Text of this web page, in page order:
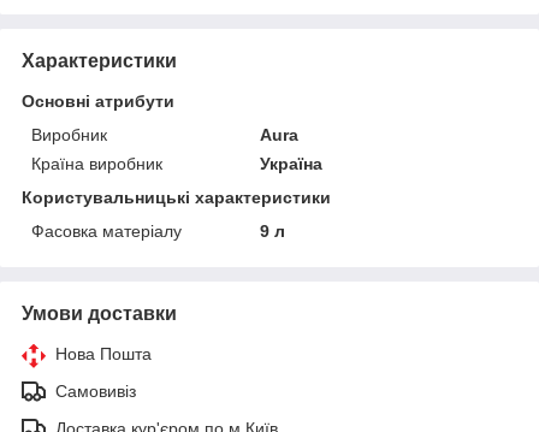
Характеристики
Основні атрибути
Виробник
Aura
Країна виробник
Україна
Користувальницькі характеристики
Фасовка матеріалу
9 л
Умови доставки
Нова Пошта
Самовивіз